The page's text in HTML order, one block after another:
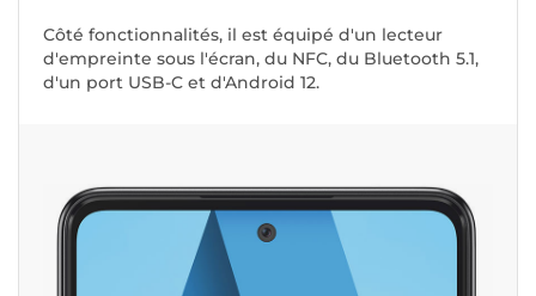
Côté fonctionnalités, il est équipé d'un lecteur
d'empreinte sous l'écran, du NFC, du Bluetooth 5.1,
d'un port USB-C et d'Android 12.